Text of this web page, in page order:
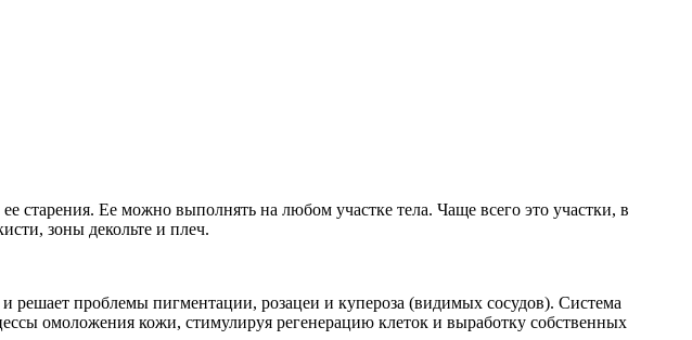
старения. Ее можно выполнять на любом участке тела. Чаще всего это участки, в
зоны декольте и плеч.
решает проблемы пигментации, розацеи и купероза (видимых сосудов). Система
омоложения кожи, стимулируя регенерацию клеток и выработку собственных